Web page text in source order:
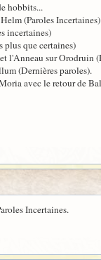
hobbits...
(Paroles Incertaines)
incertaines)
plus que certaines)
l'Anneau sur Orodruin
(Dernières paroles).
avec le retour de
Incertaines.